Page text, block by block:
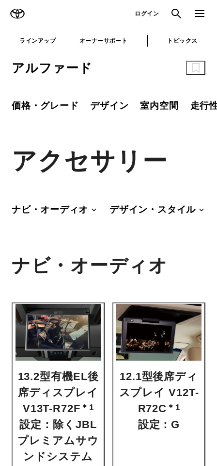
ログイン 検索 メニュ
ラインアップ オーナーサポート トピックス
アルファード
価格・グレード デザイン 室内空間 走行
アクセサリー
ナビ・オーディオ デザイン・スタイル
ナビ・オーディオ
13.2型有機EL後
席ディスプレイ
V13T-R72F ＊1
設定：除くJBL
プレミアムサウ
ンドシステム
12.1型後席ディ
スプレイ V12T-
R72C ＊1
設定：G